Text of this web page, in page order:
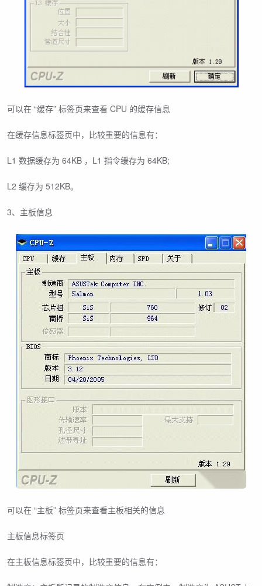
可以在 “缓存” 标签页来查看 CPU 的缓存信息
在缓存信息标签页中，比较重要的信息有：
L1 数据缓存为 64KB ，L1 指令缓存为 64KB;
L2 缓存为 512KB。
3、主板信息
可以在 “主板” 标签页来查看主板相关的信息
主板信息标签页
在主板信息标签页中，比较重要的信息有：